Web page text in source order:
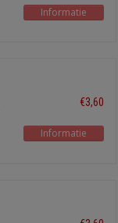
Informatie
€3,60
Informatie